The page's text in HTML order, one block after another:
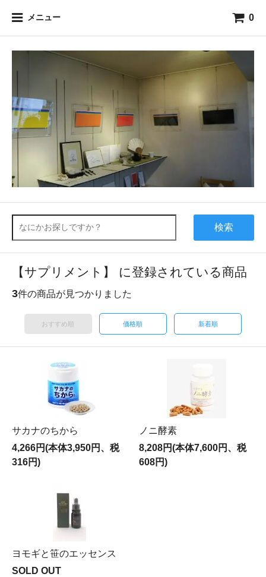
メニュー 0
検索
【サプリメント】 に登録されている商品
3件の商品が見つかりました
おすすめ順 価格順 新着順
サカナのちから
4,266円(本体3,950円、税
316円)
ノニ酵素
8,208円(本体7,600円、税
608円)
ヨモギと笹のエッセンス
SOLD OUT